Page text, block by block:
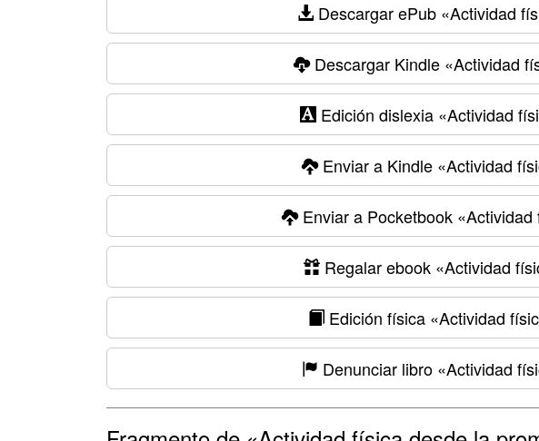
Descargar ePub «Actividad
Descargar Kindle «Actividad
Edición dislexia «Actividad
Enviar a Kindle«Actividad
Enviar a Pocketbook«Actividad
Regalar ebook«Actividad
Edición física «Actividad
Denunciar libro«Actividad